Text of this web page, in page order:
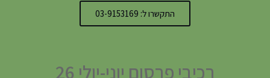
התקשרו ל: 03-9153169
רכיבי פרסום יוני-יולי 26